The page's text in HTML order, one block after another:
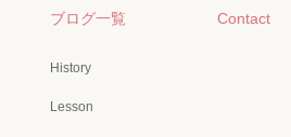
ブログ一覧
History
Lesson
Contact